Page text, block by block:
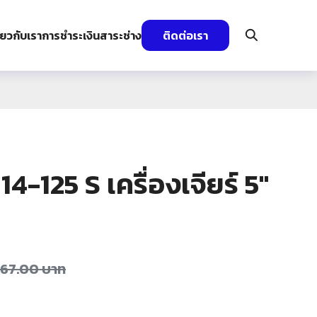
วกับเราการชำระเงินสาระช่าง ติดต่อเรา
125 S เครื่องเจียร์ 5″
บาท